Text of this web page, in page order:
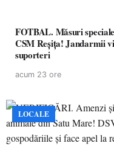
FOTBAL. Măsuri
CSM Reșița! Jandarmii
suporteri
acum 23 ore
LOCALE